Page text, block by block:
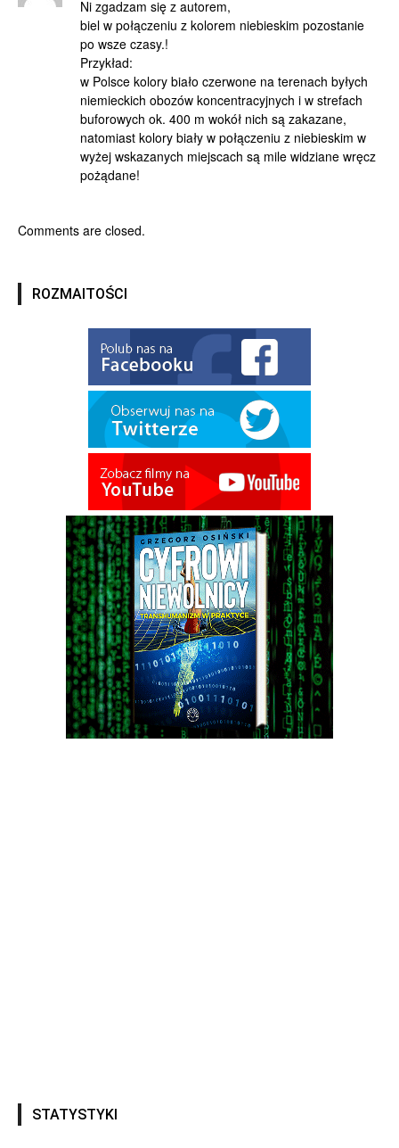
Ni zgadzam się z autorem,
biel w połączeniu z kolorem niebieskim pozostanie
po wsze czasy.!
Przykład:
w Polsce kolory biało czerwone na terenach byłych
niemieckich obozów koncentracyjnych i w strefach
buforowych ok. 400 m wokół nich są zakazane,
natomiast kolory biały w połączeniu z niebieskim w
wyżej wskazanych miejscach są mile widziane wręcz
pożądane!
Comments are closed.
ROZMAITOŚCI
STATYSTYKI